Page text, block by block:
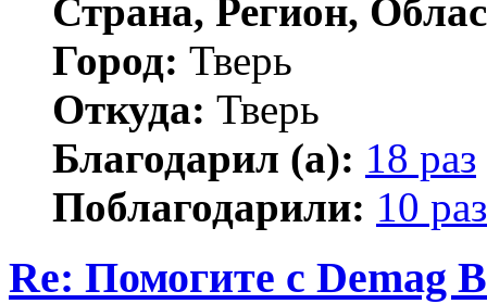
Страна, Регион,
Город: Тверь
Откуда: Тверь
Благодарил (а): 18 раз
Поблагодарили: 10 раз
Re: Помогите с Demag